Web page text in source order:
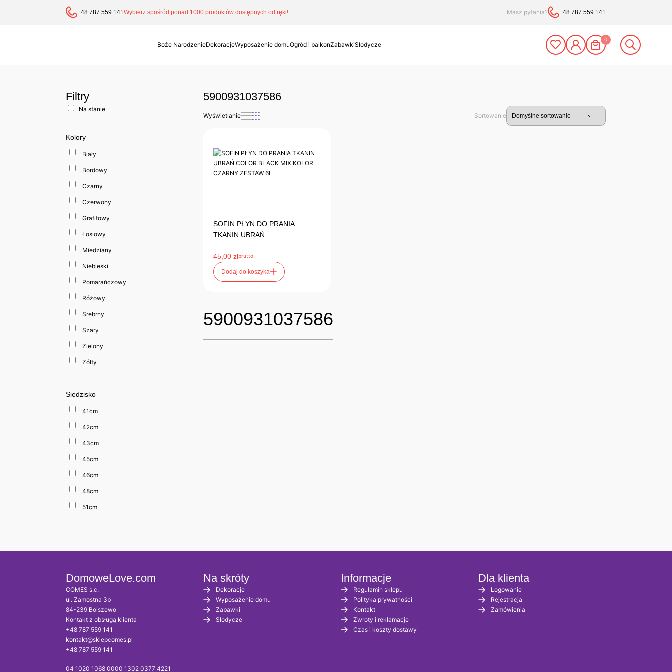
+48 787 559 141Wybierz spośród ponad 1000 produktów dostępnych od ręki! Masz pytania? +48 787 559 141
Boże NarodzenieDekoracjeWyposażenie domuOgród i balkonZabawkiSłodycze
0
Filtry
Na stanie
Kolory
Biały
Bordowy
Czarny
Czerwony
Grafitowy
Łosiowy
Miedziany
Niebieski
Pomarańczowy
Różowy
Srebrny
Szary
Zielony
Żółty
Siedzisko
41cm
42cm
43cm
45cm
46cm
48cm
51cm
5900931037586
Wyświetlanie Sortowanie
SOFIN PŁYN DO PRANIA
TKANIN UBRAŃ…
45,00 złbrutto
Dodaj do koszyka
5900931037586
DomoweLove.com
COMES s.c.
ul. Zamostna 3b
84-239 Bolszewo
Kontakt z obsługą klienta
+48 787 559 141
kontakt@sklepcomes.pl
+48 787 559 141
04 1020 1068 0000 1302 0377 4221
Na skróty
Dekoracje
Wyposażenie domu
Zabawki
Słodycze
Informacje
Regulamin sklepu
Polityka prywatności
Kontakt
Zwroty i reklamacje
Czas i koszty dostawy
Dla klienta
Logowanie
Rejestracja
Zamówienia